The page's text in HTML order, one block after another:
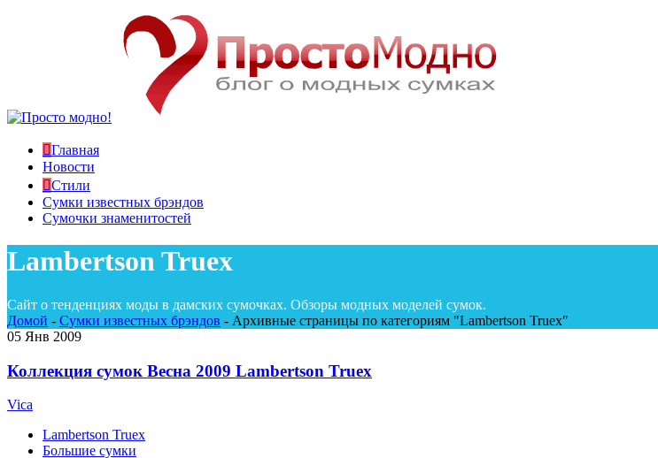
Главная
Новости
Стили
Сумки известных брэндов
Сумочки знаменитостей
Lambertson Truex
Сайт о тенденциях моды в дамских сумочках. Обзоры модных моделей сумок.
Домой - Сумки известных брэндов - Архивные страницы по категориям "Lambertson Truex"
05 Янв 2009
Коллекция сумок Весна 2009 Lambertson Truex
Vica
Lambertson Truex
Большие сумки